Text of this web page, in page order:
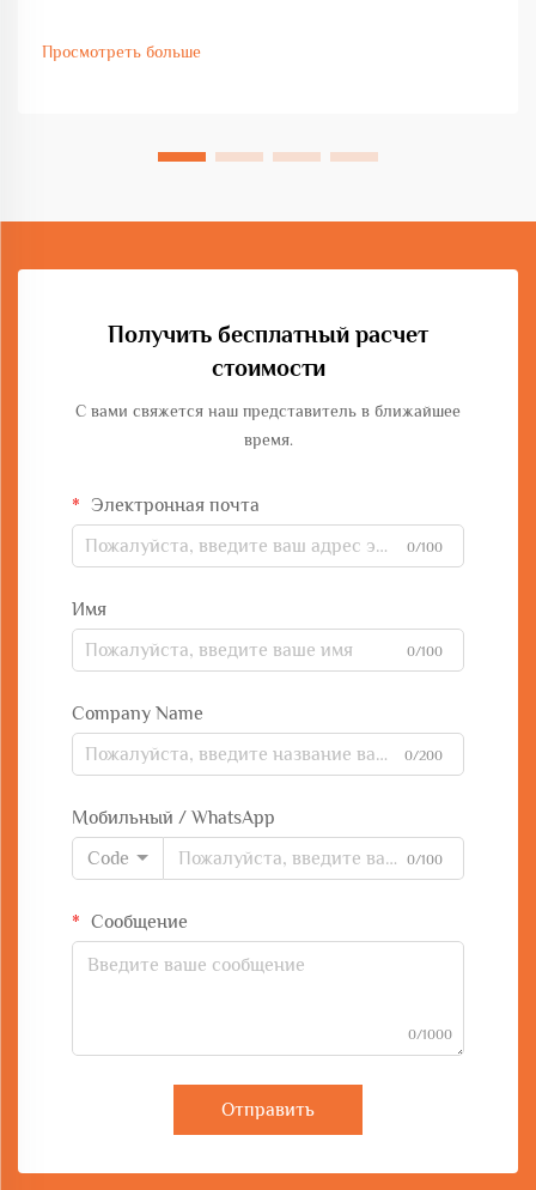
промышленное производство. Выбор оборудования
Просмотреть больше
Получить бесплатный расчет
стоимости
С вами свяжется наш представитель в ближайшее
время.
Электронная почта
0/100
Имя
0/100
Company Name
0/200
Мобильный / WhatsApp
Code
0/100
Сообщение
0/1000
Отправить